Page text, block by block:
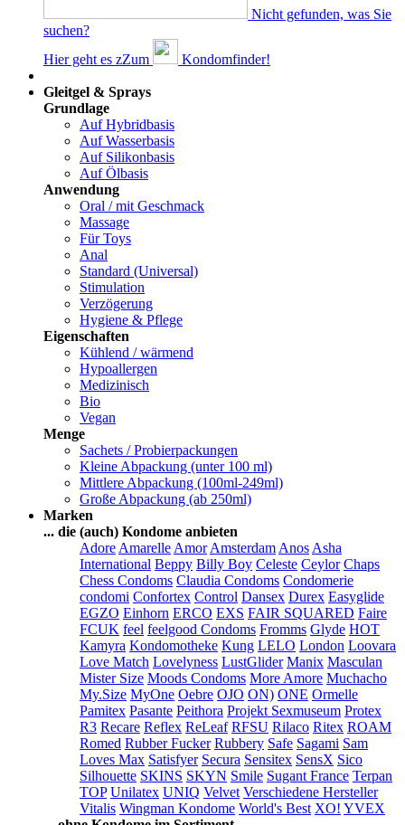
Nicht gefunden, was Sie
suchen?
Hier geht es zZum
Kondomfinder!
Gleitgel & Sprays
Grundlage
Auf Hybridbasis
Auf Wasserbasis
Auf Silikonbasis
Auf Ölbasis
Anwendung
Oral / mit Geschmack
Massage
Für Toys
Anal
Standard (Universal)
Stimulation
Verzögerung
Hygiene & Pflege
Eigenschaften
Kühlend / wärmend
Hypoallergen
Medizinisch
Bio
Vegan
Menge
Sachets / Probierpackungen
Kleine Abpackung (unter 100 ml)
Mittlere Abpackung (100ml-249ml)
Große Abpackung (ab 250ml)
Marken
... die (auch) Kondome anbieten
Adore Amarelle Amor Amsterdam Anos Asha
International Beppy Billy Boy Celeste Ceylor Chaps
Chess Condoms Claudia Condoms Condomerie
condomi Confortex Control Dansex Durex Easyglide
EGZO Einhorn ERCO EXS FAIR SQUARED Faire
FCUK feel feelgood Condoms Fromms Glyde HOT
Kamyra Kondomotheke Kung LELO London Loovara
Love Match Lovelyness LustGlider Manix Masculan
Mister Size Moods Condoms More Amore Muchacho
My.Size MyOne Oebre OJO ON) ONE Ormelle
Pamitex Pasante Peithora Projekt Sexmuseum Protex
R3 Recare Reflex ReLeaf RFSU Rilaco Ritex ROAM
Romed Rubber Fucker Rubbery Safe Sagami Sam
Loves Max Satisfyer Secura Sensitex SensX Sico
Silhouette SKINS SKYN Smile Sugant France Terpan
TOP Unilatex UNIQ Velvet Verschiedene Hersteller
Vitalis Wingman Kondome World's Best XO! YVEX